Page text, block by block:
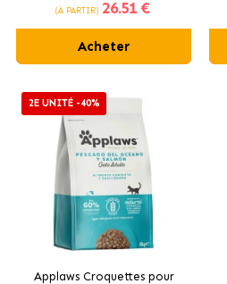
adultes au poulet
(À PARTIR) 26.51 €
Acheter
2E UNITÉ -40%
Applaws Croquettes pour